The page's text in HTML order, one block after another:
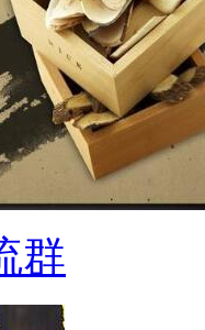
群